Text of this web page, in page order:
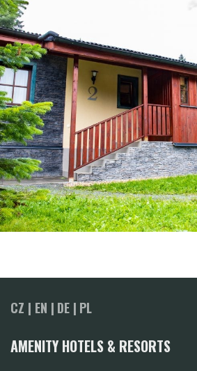
CZ | EN | DE | PL
AMENITY HOTELS & RESORTS